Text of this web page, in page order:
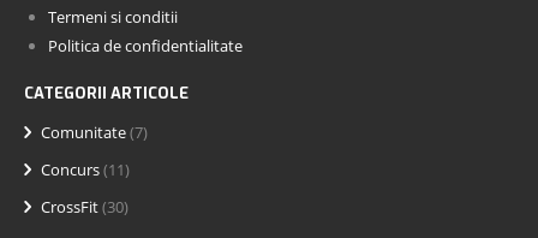
Termeni si conditii
Politica de confidentialitate
CATEGORII ARTICOLE
Comunitate(7)
Concurs(11)
CrossFit(30)